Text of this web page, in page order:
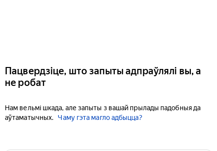
Пацвердзіце, што запыты адпраўлялі вы, а
не робат
Нам вельмі шкада, але запыты з вашай прылады падобныя да
аўтаматычных.
Чаму гэта магло адбыцца?